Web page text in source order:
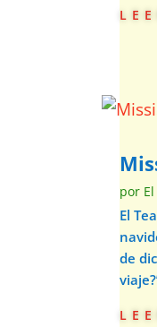
por
El
de